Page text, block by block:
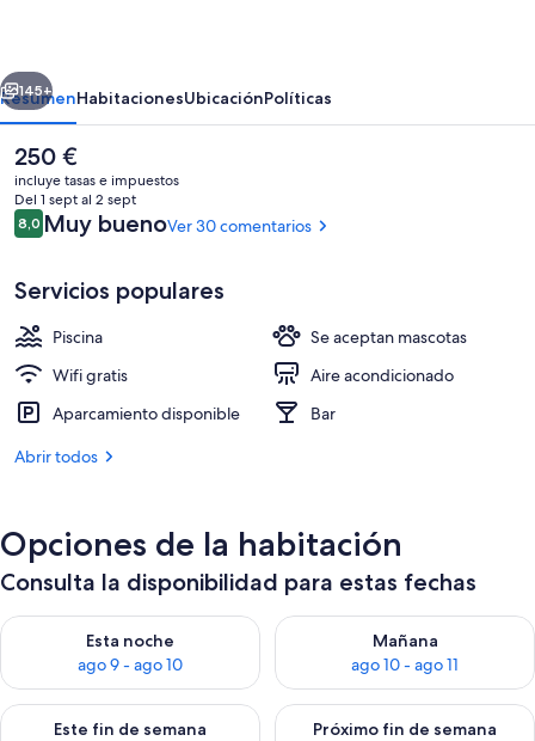
Ático panorámico, vistas al mar | 2
Siguiente
145+
ResumenHabitacionesUbicaciónPolíticas
El
precio
actual
es
de
250 €
incluye tasas e impuestos
Del 1 sept al 2 sept
Comentarios
8,08,0 de 10
Muy buenoVer 30 comentarios
Servicios populares
Piscina
Se aceptan mascotas
Wifi gratis
Aire acondicionado
Aparcamiento disponible
Bar
Abrir todos
Opciones de la habitación
Consulta la disponibilidad para estas fechas
Esta noche
ago 9 - ago 10
Consulta la disponibilidad para esta noche, ago 9 - ago 10
Mañana
ago 10 - ago 11
Consulta la disponibilidad
Este fin de semana
Consulta la disponibilidad para este fin de semana, ago 14 -
Próximo fin de semana
Consulta la disponibilidad